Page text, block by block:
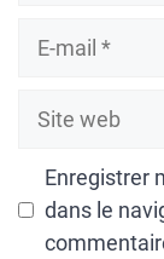
Site
Enregistrer
dans le